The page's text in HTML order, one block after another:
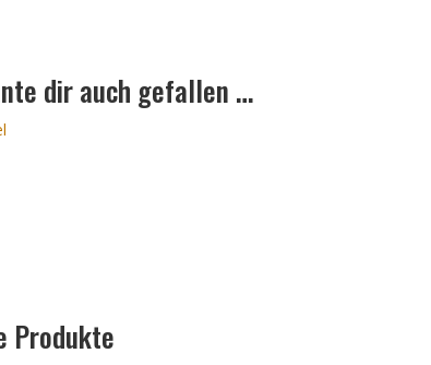
dir auch gefallen …
Produkte